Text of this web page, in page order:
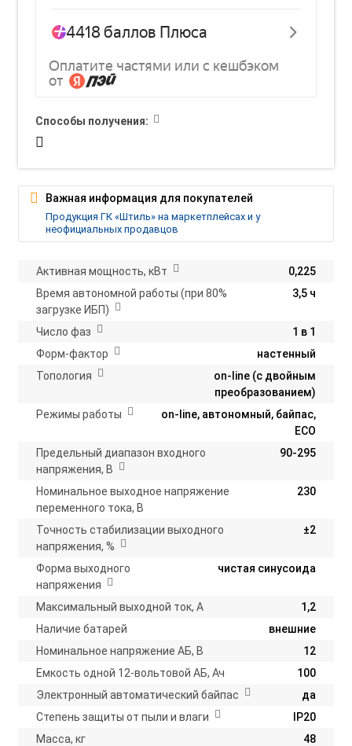
Активная мощность, кВт
0,225
Время автономной работы (при 80%
загрузке ИБП)
3,5 ч
Число фаз
1 в 1
Форм-фактор
настенный
Топология
on-line (с двойным
преобразованием)
Режимы работы
on-line, автономный, байпас,
ECO
Предельный диапазон входного
напряжения, В
90-295
Номинальное выходное напряжение
переменного тока, В
230
Точность стабилизации выходного
напряжения, %
±2
Форма выходного
напряжения
чистая синусоида
Максимальный выходной ток, А
1,2
Наличие батарей
внешние
Номинальное напряжение АБ, В
12
Емкость одной 12-вольтовой АБ, Ач
100
Электронный автоматический байпас
да
Степень защиты от пыли и влаги
IP20
Масса, кг
48
Способы получения:
Важная информация для покупателей
Продукция ГК «Штиль» на маркетплейсах и у
неофициальных продавцов